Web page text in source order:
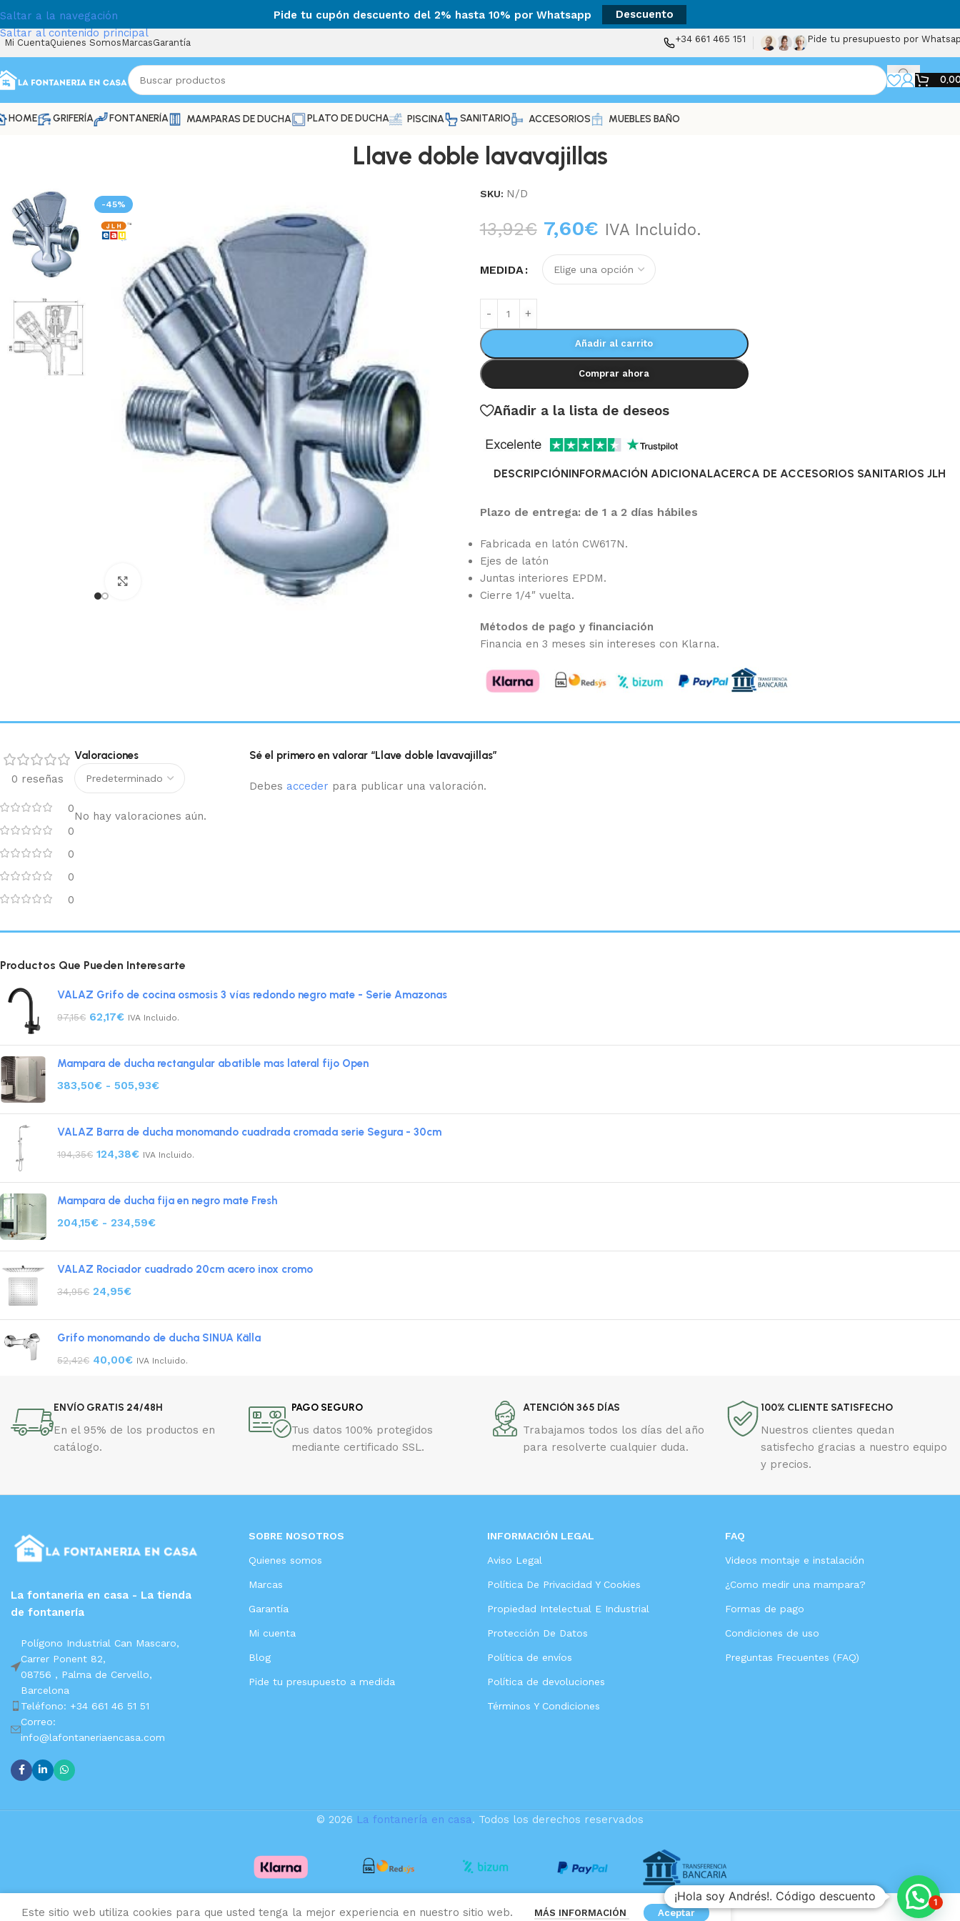
Saltar a la navegación
Saltar al contenido principal
Pide tu cupón descuento del 2% hasta 10% por Whatsapp Descuento
Mi CuentaQuienes Somos MarcasGarantía +34 661 465 151 Pide tu presupuesto por
HOME GRIFERÍA FONTANERÍA MAMPARAS DE DUCHA PLATO DE DUCHA PISCINA SANITARIO ACCESORIOS MUEBLES BAÑO
Llave doble lavavajillas
-45%
SKU: N/D
13,92€ 7,60€ IVA Incluido.
MEDIDA
Añadir al carrito
Comprar ahora
Añadir a la lista de deseos
DESCRIPCIÓNINFORMACIÓN ADICIONALACERCA DE ACCESORIOS SANITARIOS JLH
Plazo de entrega: de 1 a 2 días hábiles
Fabricada en latón CW617N.
Ejes de latón
Juntas interiores EPDM.
Cierre 1/4″ vuelta.
Métodos de pago y financiación
Financia en 3 meses sin intereses con Klarna.
0 reseñas
0
0
0
0
0
Valoraciones
No hay valoraciones aún.
Sé el primero en valorar “Llave doble lavavajillas”
Debes acceder para publicar una valoración.
Productos Que Pueden Interesarte
VALAZ Grifo de cocina osmosis 3 vías redondo negro mate - Serie Amazonas
97,15€ 62,17€ IVA Incluido.
Mampara de ducha rectangular abatible mas lateral fijo Open
383,50€ - 505,93€
VALAZ Barra de ducha monomando cuadrada cromada serie Segura - 30cm
194,35€ 124,38€ IVA Incluido.
Mampara de ducha fija en negro mate Fresh
204,15€ - 234,59€
VALAZ Rociador cuadrado 20cm acero inox cromo
34,95€ 24,95€
Grifo monomando de ducha SINUA Källa
52,42€ 40,00€ IVA Incluido.
ENVÍO GRATIS 24/48H
En el 95% de los productos en
catálogo.
PAGO SEGURO
Tus datos 100% protegidos
mediante certificado SSL.
ATENCIÓN 365 DÍAS
Trabajamos todos los días del año
para resolverte cualquier duda.
100% CLIENTE SATISFECHO
Nuestros clientes quedan
satisfecho gracias a nuestro equipo
y precios.
La fontaneria en casa - La tienda
de fontanería
Polígono Industrial Can Mascaro,
Carrer Ponent 82,
08756 , Palma de Cervello,
Barcelona
Teléfono: +34 661 46 51 51
Correo:
info@lafontaneriaencasa.com
SOBRE NOSOTROS
Quienes somos
Marcas
Garantía
Mi cuenta
Blog
Pide tu presupuesto a medida
INFORMACIÓN LEGAL
Aviso Legal
Política De Privacidad Y Cookies
Propiedad Intelectual E Industrial
Protección De Datos
Política de envíos
Política de devoluciones
Términos Y Condiciones
FAQ
Videos montaje e instalación
¿Como medir una mampara?
Formas de pago
Condiciones de uso
Preguntas Frecuentes (FAQ)
© 2026 La fontanería en casa. Todos los derechos reservados
Este sitio web utiliza cookies para que usted tenga la mejor experiencia en nuestro sitio web. MÁS INFORMACIÓN Aceptar
¡Hola soy Andrés!. Código descuento 1